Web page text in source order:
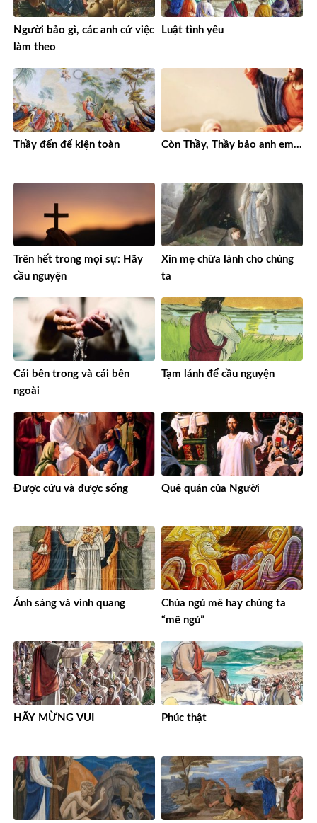
Người bảo gì, các anh cứ việc
làm theo
Luật tình yêu
Thầy đến để kiện toàn Còn Thầy, Thầy bảo anh em…
Trên hết trong mọi sự: Hãy
cầu nguyện
Xin mẹ chữa lành cho chúng
ta
Cái bên trong và cái bên
ngoài
Tạm lánh để cầu nguyện
Được cứu và được sống Quê quán của Người
Ánh sáng và vinh quang
Chúa ngủ mê hay chúng ta
“mê ngủ”
HÃY MỪNG VUI Phúc thật